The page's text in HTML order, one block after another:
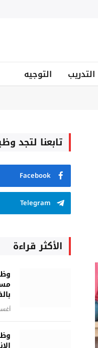
التدريب التوجيه
تابعنا لتجد
Facebook
Telegram
الأكثر قراءة